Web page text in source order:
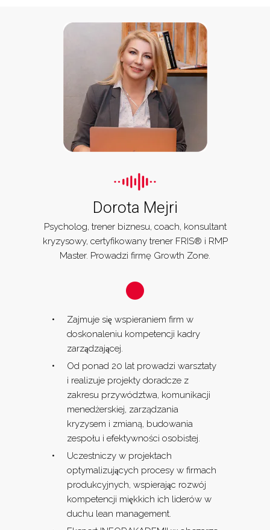
Psycholog, trener biznesu, coach, konsultant
kryzysowy, certyfikowany trener FRIS® i RMP
Master. Prowadzi firmę Growth Zone.
Dorota Mejri
Zajmuje się wspieraniem firm w
doskonaleniu kompetencji kadry
zarządzającej.
Od ponad 20 lat prowadzi warsztaty
i realizuje projekty doradcze z
zakresu przywództwa, komunikacji
menedżerskiej, zarządzania
kryzysem i zmianą, budowania
zespołu i efektywności osobistej.
Uczestniczy w projektach
optymalizujących procesy w firmach
produkcyjnych, wspierając rozwój
kompetencji miękkich ich liderów w
duchu lean management.